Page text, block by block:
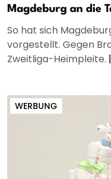
Magdeburg an die
So hat sich
vorgestellt. Gegen
Zweitliga-Heimpleite. |
WERBUNG